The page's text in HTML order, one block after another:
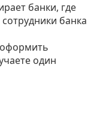
банки, где
банка
один